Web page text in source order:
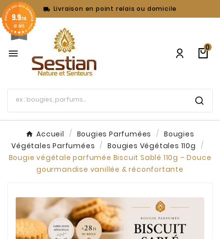
 Livraison en point relais ou domicile

0
Accueil Bougies Parfumées
Bougies
Végétales Parfumées
Bougies Végétales 110g
Bougie végétale parfumée Biscuit Sablé 110g – Douce
gourmandise vanillée & réconfortante
9.9/10
62 AVIS